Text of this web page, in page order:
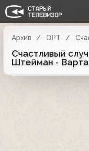
Архив ОРТ
Счастливый
Штейман -